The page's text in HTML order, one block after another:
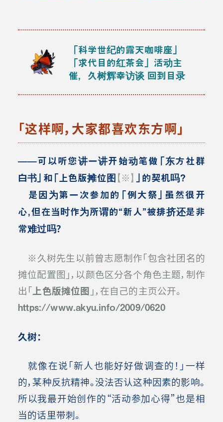
「科学世纪的露天咖啡座」
「求代目的红茶会」活动主
催，久树辉幸访谈 回到目录
「这样啊，大家都喜欢东方啊」
——可以听您讲一讲开始动笔做「东方社群
白书」和「上色版摊位图【※】 」的契机吗？
是因为第一次参加的「例大祭」虽然很开
心，但在当时作为所谓的“新人”被排挤还是非
常难过吗？
※久树先生以前曾志愿制作「包含社团名的
摊位配置图」，以颜色区分各个角色主题，制作
出「上色版摊位图 」，在自己的主页公开。
https://www.akyu.info/2009/0620
久树：
就像在说「新人也能好好做调查的！」一样
的，某种反抗精神。没法否认这种因素的影响。
所以我最开始创作的“活动参加心得”也是相
当的话里带刺。